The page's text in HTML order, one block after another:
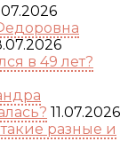
в 49 лет?
11.07.2026
разные и